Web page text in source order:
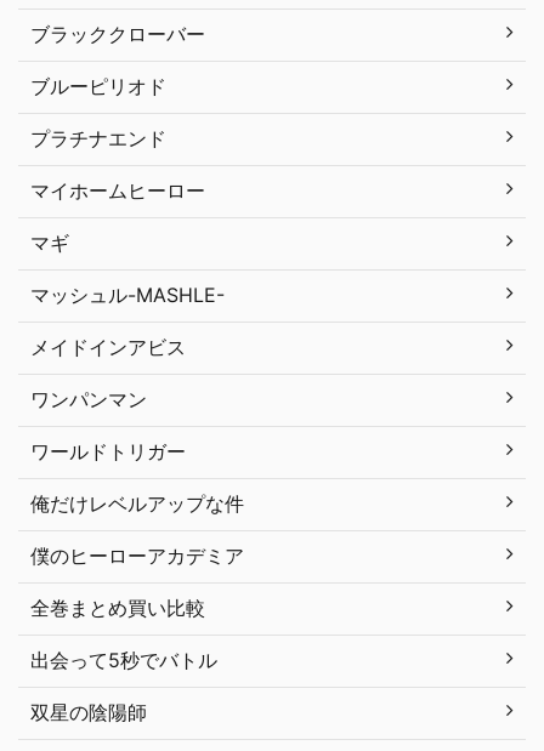
ブラッククローバー
ブルーピリオド
プラチナエンド
マイホームヒーロー
マギ
マッシュル-MASHLE-
メイドインアビス
ワンパンマン
ワールドトリガー
俺だけレベルアップな件
僕のヒーローアカデミア
全巻まとめ買い比較
出会って5秒でバトル
双星の陰陽師